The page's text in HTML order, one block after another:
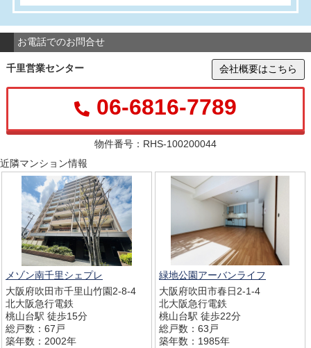
お電話でのお問合せ
千里営業センター 会社概要はこちら
06-6816-7789
物件番号：RHS-100200044
近隣マンション情報
メゾン南千里シェプレ
大阪府吹田市千里山竹園2-8-4
北大阪急行電鉄
桃山台駅 徒歩15分
総戸数：67戸
築年数：2002年
緑地公園アーバンライフ
大阪府吹田市春日2-1-4
北大阪急行電鉄
桃山台駅 徒歩22分
総戸数：63戸
築年数：1985年